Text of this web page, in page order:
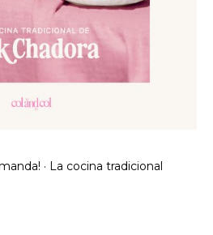
· La cocina tradicional